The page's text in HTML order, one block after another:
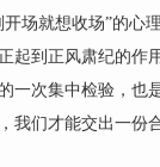
场就想收场”的心
起到正风肃纪的作
次集中检验，也
我们才能交出一份